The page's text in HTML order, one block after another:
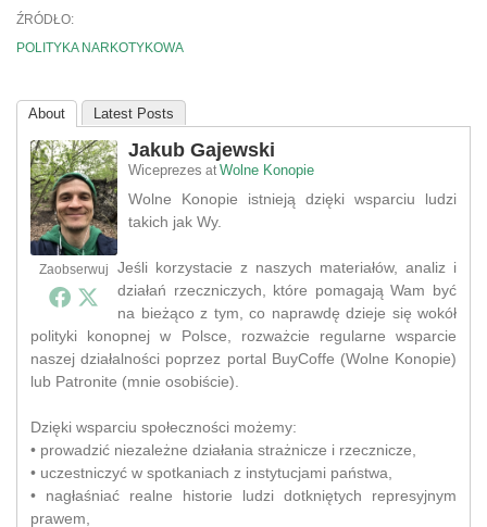
ŹRÓDŁO:
POLITYKA NARKOTYKOWA
About Latest Posts
Zaobserwuj
Jakub Gajewski
Wiceprezes at Wolne Konopie
Wolne Konopie istnieją dzięki wsparciu ludzi
takich jak Wy.
Jeśli korzystacie z naszych materiałów, analiz i
działań rzeczniczych, które pomagają Wam być
na bieżąco z tym, co naprawdę dzieje się wokół
polityki konopnej w Polsce, rozważcie regularne wsparcie
naszej działalności poprzez portal BuyCoffe (Wolne Konopie)
lub Patronite (mnie osobiście).
Dzięki wsparciu społeczności możemy:
• prowadzić niezależne działania strażnicze i rzecznicze,
• uczestniczyć w spotkaniach z instytucjami państwa,
• nagłaśniać realne historie ludzi dotkniętych represyjnym
prawem,